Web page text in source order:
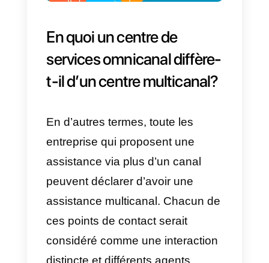
sociaux,WhatsApp
les tickets ou tout autre canal de
support sont interconnectés dans
un logiciel de support omnicanal.
Lorsqu’un client entre en contact
avec l’entreprise, quel que soit le
canal utilisé, l’ensemble de
l’expérience est cohérent, ce qui
évite aux mêmes clients de